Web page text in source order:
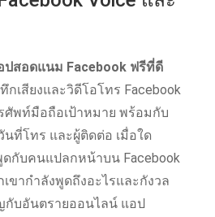
ปสอดแนม Facebook ฟรีที่ดี
เสียงและวิดีโอโทร Facebook
พท์มือถือเป้าหมาย พร้อมกับ
นที่โทร และผู้ติดต่อ เมื่อใด
กับคนแปลกหน้าบน Facebook
ขากําลังพูดถึงอะไรและกังวล
กับอันตรายออนไลน์ แอป